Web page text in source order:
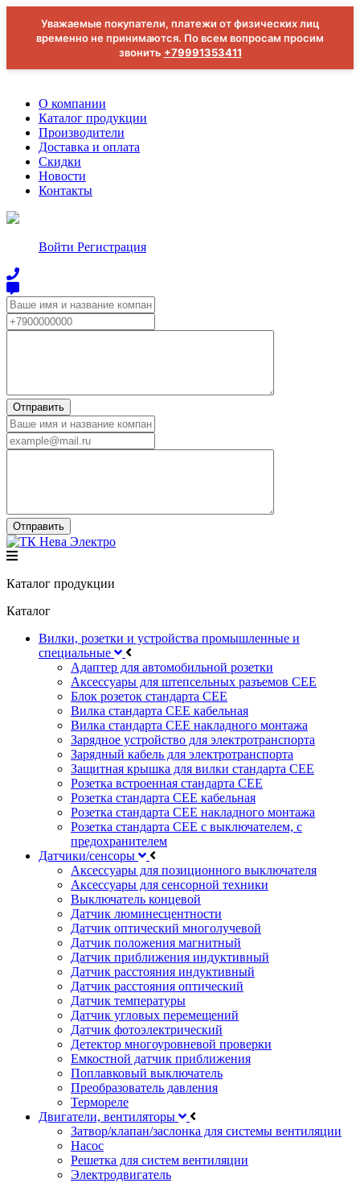
Уважаемые покупатели, платежи от физических лиц
временно не принимаются. По всем вопросам просим
звонить +79991353411
О компании
Каталог продукции
Производители
Доставка и оплата
Скидки
Новости
Контакты
Войти Регистрация
Каталог продукции
Каталог
Вилки, розетки и устройства промышленные и
специальные
Адаптер для автомобильной розетки
Аксессуары для штепсельных разъемов CEE
Блок розеток стандарта CEE
Вилка стандарта CEE кабельная
Вилка стандарта CEE накладного монтажа
Зарядное устройство для электротранспорта
Зарядный кабель для электротранспорта
Защитная крышка для вилки стандарта CEE
Розетка встроенная стандарта CEE
Розетка стандарта СЕЕ кабельная
Розетка стандарта СЕЕ накладного монтажа
Розетка стандарта СЕЕ с выключателем, с
предохранителем
Датчики/сенсоры
Аксессуары для позиционного выключателя
Аксессуары для сенсорной техники
Выключатель концевой
Датчик люминесцентности
Датчик оптический многолучевой
Датчик положения магнитный
Датчик приближения индуктивный
Датчик расстояния индуктивный
Датчик расстояния оптический
Датчик температуры
Датчик угловых перемещений
Датчик фотоэлектрический
Детектор многоуровневой проверки
Емкостной датчик приближения
Поплавковый выключатель
Преобразователь давления
Термореле
Двигатели, вентиляторы
Затвор/клапан/заслонка для системы вентиляции
Насос
Решетка для систем вентиляции
Электродвигатель